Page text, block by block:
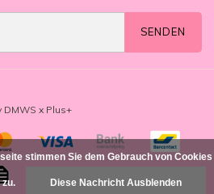
SENDEN
DMWS x Plus+
stimmen Sie dem Gebrauch von Cookies
Diese Nachricht Ausblenden